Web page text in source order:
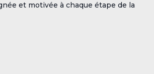
et motivée à chaque étape de la